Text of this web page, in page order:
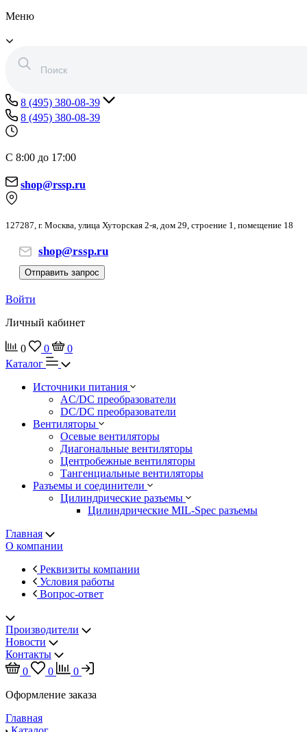
Меню
8 (495) 380-08-39
8 (495) 380-08-39
С 8:00 до 17:00
shop@rssp.ru
127287, г. Москва, улица Хуторская 2-я, дом 29, строение 1, помещение 18
shop@rssp.ru
Отправить запрос
Войти
Личный кабинет
0 0
0
Каталог
Источники питания
AC/DC преобразователи
DC/DC преобразователи
Вентиляторы
Осевые вентиляторы
Диагональные вентиляторы
Центробежные вентиляторы
Тангенциальные вентиляторы
Разъемы и соединители
Цилиндрические разъемы
Цилиндрические MIL-Spec разъемы
Главная
О компании
Реквизиты компании
Условия работы
Вопрос-ответ
Производители
Новости
Контакты
0
0
0
Оформление заказа
Главная